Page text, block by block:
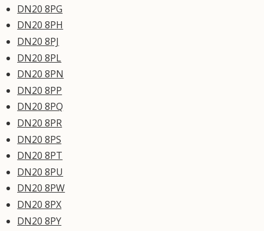
DN20 8PG
DN20 8PH
DN20 8PJ
DN20 8PL
DN20 8PN
DN20 8PP
DN20 8PQ
DN20 8PR
DN20 8PS
DN20 8PT
DN20 8PU
DN20 8PW
DN20 8PX
DN20 8PY